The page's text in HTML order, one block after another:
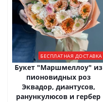
БЕСПЛАТНАЯ ДОСТАВКА
Букет "Маршмеллоу" из
пионовидных роз
Эквадор, диантусов,
ранункулюсов и гербер